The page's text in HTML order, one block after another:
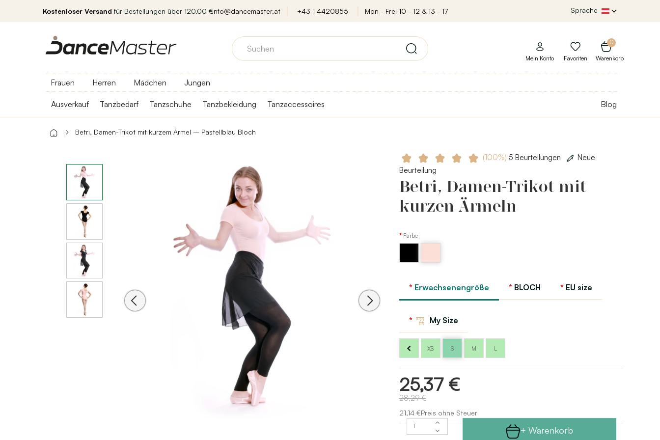
Kostenloser Versand für Bestellungen über 120.00 €info@dancemaster.at +43 1 4420855 Mon - Frei 10 - 12 & 13 - 17 Sprache
0
Warenkorb
Mein Konto Favoriten
Frauen Herren Mädchen Jungen
Ausverkauf Tanzbedarf Tanzschuhe Tanzbekleidung Tanzaccessoires Blog
Betri, Damen-Trikot mit kurzem Ärmel – Pastellblau Bloch
(100%) 5 Beurteilungen
Neue
Beurteilung
Betri, Damen-Trikot mit
kurzen Ärmeln
Farbe
Bloch
Erwachsenengröße BLOCH EU size
My Size
XS S M L
25,37 €
28,29 €
21,14 €Preis ohne Steuer
+ Warenkorb